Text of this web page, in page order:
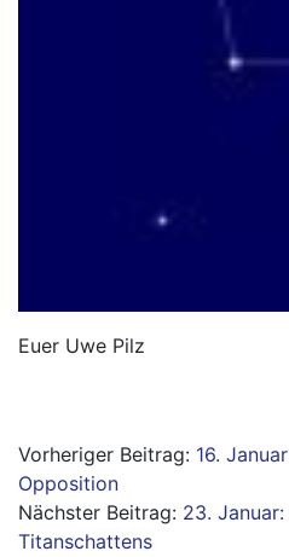
Euer Uwe Pilz
16.
Opposition
23.
Titanschattens